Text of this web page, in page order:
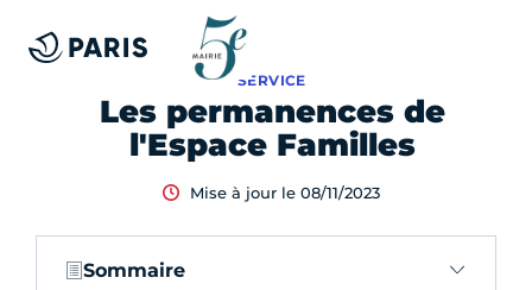
Les permanences de
l'Espace Familles
SERVICE
Mise à jour le 08/11/2023
Sommaire